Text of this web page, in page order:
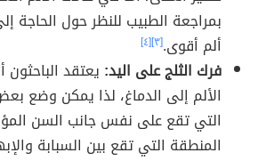
بمراجعة الطبيب للنظر حول الحاجة
ألم أقوى.[٣] [٤]
فرك الثلج على اليد: يعتقد الباحثون
الألم إلى الدماغ، لذا يمكن وضع
التي تقع على نفس جانب السن